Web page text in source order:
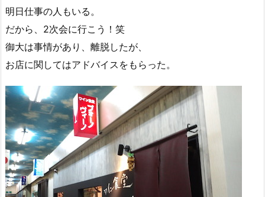
明日仕事の人もいる。
だから、2次会に行こう！笑
御大は事情があり、離脱したが、
お店に関してはアドバイスをもらった。